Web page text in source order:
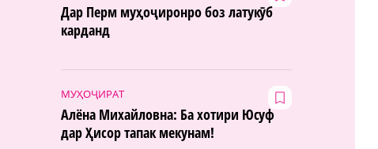
Дар Перм муҳоҷиронро боз латукӯб
карданд
МУҲОҶИРАТ
Алёна Михайловна: Ба хотири Юсуф
дар Ҳисор тапак мекунам!